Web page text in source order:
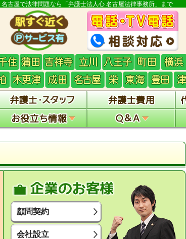
名古屋で法律問題なら「弁護士法人心 名古屋法律事務所」まで
顧問契約
会社設立